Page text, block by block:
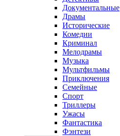
Документальные
Драмы
Исторические
Комедии
Криминал
Мелодрамы
Музыка
Мультфильмы
Приключения
Семейные
Спорт
Триллеры
Ужасы
Фантастика
Фэнтези